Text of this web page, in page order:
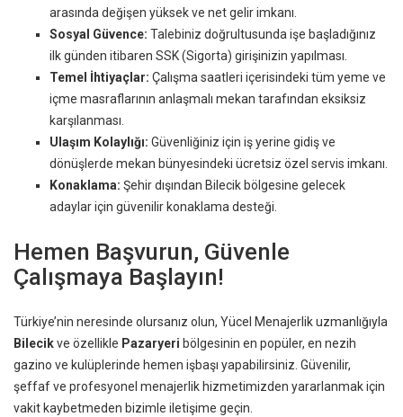
arasında değişen yüksek ve net gelir imkanı.
Sosyal Güvence: Talebiniz doğrultusunda işe başladığınız
ilk günden itibaren SSK (Sigorta) girişinizin yapılması.
Temel İhtiyaçlar: Çalışma saatleri içerisindeki tüm yeme ve
içme masraflarının anlaşmalı mekan tarafından eksiksiz
karşılanması.
Ulaşım Kolaylığı: Güvenliğiniz için iş yerine gidiş ve
dönüşlerde mekan bünyesindeki ücretsiz özel servis imkanı.
Konaklama: Şehir dışından Bilecik bölgesine gelecek
adaylar için güvenilir konaklama desteği.
Hemen Başvurun, Güvenle
Çalışmaya Başlayın!
Türkiye’nin neresinde olursanız olun, Yücel Menajerlik uzmanlığıyla
Bilecikve özellikle Pazaryeri bölgesinin en popüler, en nezih
gazino ve kulüplerinde hemen işbaşı yapabilirsiniz. Güvenilir,
şeffaf ve profesyonel menajerlik hizmetimizden yararlanmak için
vakit kaybetmeden bizimle iletişime geçin.